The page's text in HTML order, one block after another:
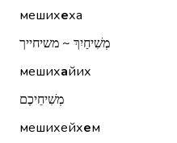
мешихеха
מְשִׁיחַיִךְ ~ משיחייך
мешихайих
מְשִׁיחֵיכֶם
мешихейхем